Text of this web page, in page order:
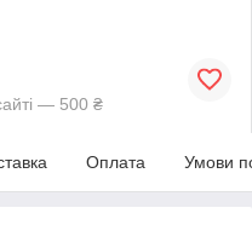
— 500 ₴
Оплата Умови